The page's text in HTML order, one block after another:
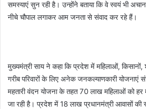
समस्याएं सुन रही है। उन्होंने बताया कि वे स्वयं भी
नीचे चौपाल लगाकर आम जनता से संवाद कर रहे हैं।
मुख्यमंत्री साय ने कहा कि प्रदेश में महिलाओं, किसानों,
गरीब परिवारों के लिए अनेक जनकल्याणकारी योजनाएं
महतारी वंदन योजना के तहत 70 लाख महिलाओं को हर
जा रही है। प्रदेश में 18 लाख प्रधानमंत्री आवासों की